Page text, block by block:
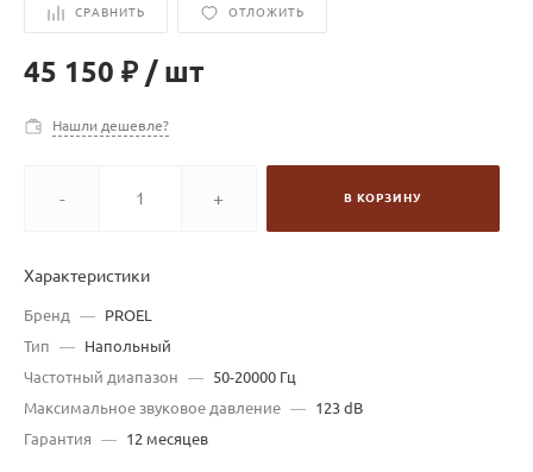
СРАВНИТЬ ОТЛОЖИТЬ
45 150 ₽ / шт
Нашли дешевле?
- + В КОРЗИНУ
Характеристики
Бренд —
PROEL
Тип
—
Напольный
Частотный диапазон
—
50-20000 Гц
Максимальное звуковое давление —
123 dB
Гарантия
— 12 месяцев